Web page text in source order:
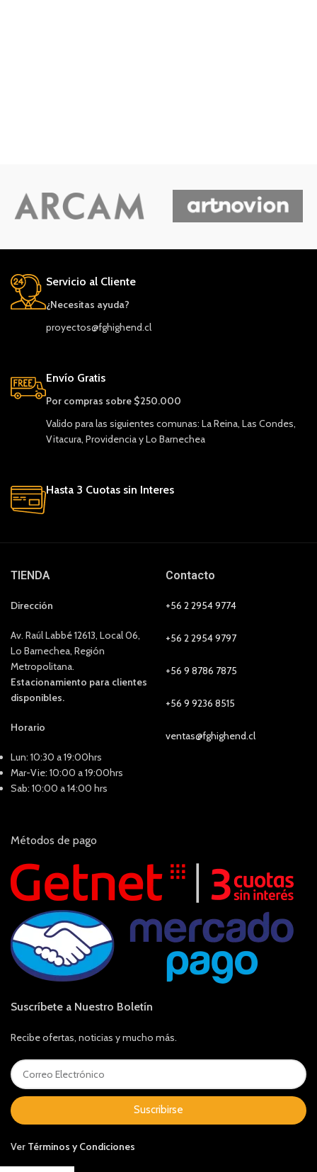
Servicio al Cliente
¿Necesitas ayuda?
proyectos@fghighend.cl
Envío Gratis
Por compras sobre $250.000
Valido para las siguientes comunas: La Reina, Las Condes,
Vitacura, Providencia y Lo Barnechea
Hasta 3 Cuotas sin Interes
TIENDA
Dirección
Av. Raúl Labbé 12613, Local 06,
Lo Barnechea, Región
Metropolitana.
Estacionamiento para clientes
disponibles.
Horario
Lun: 10:30 a 19:00hrs
Mar-Vie: 10:00 a 19:00hrs
Sab: 10:00 a 14:00 hrs
Contacto
+56 2 2954 9774
+56 2 2954 9797
+56 9 8786 7875
+56 9 9236 8515
ventas@fghighend.cl
Métodos de pago
Suscríbete a Nuestro Boletín
Recibe ofertas, noticias y mucho más.
Suscribirse
Ver Términos y Condiciones